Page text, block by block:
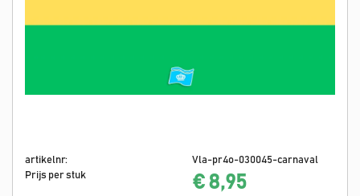
artikelnr:
Vla-pr4o-030045-carnaval
Prijs per stuk
€ 8,95